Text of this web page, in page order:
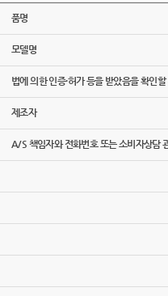
품명
모델명
법에 의한 인증·허가 등을 받았음을 확인
제조자
A/S 책임자와 전화번호 또는 소비자상담